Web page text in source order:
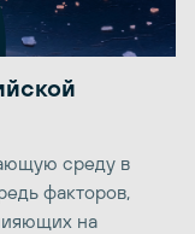
среду в
факторов,
на